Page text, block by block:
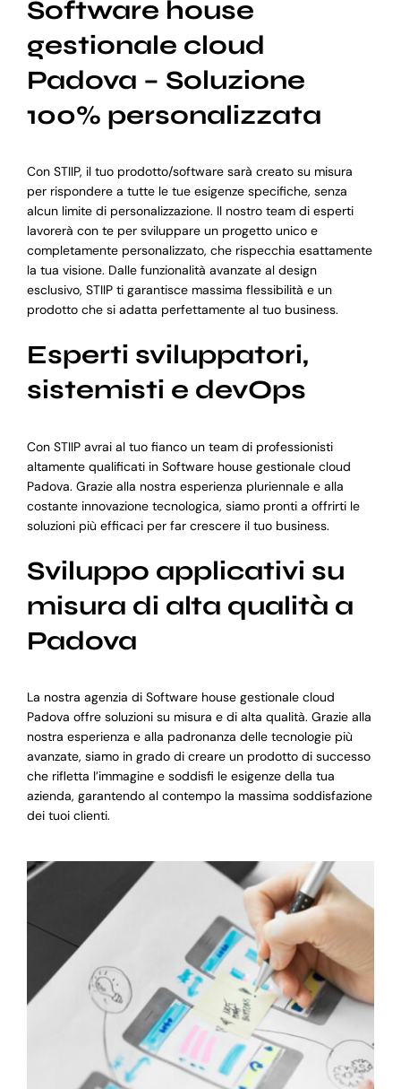
Software house
gestionale cloud
Padova – Soluzione
100% personalizzata
Con STIIP, il tuo prodotto/software sarà creato su misura
per rispondere a tutte le tue esigenze specifiche, senza
alcun limite di personalizzazione. Il nostro team di esperti
lavorerà con te per sviluppare un progetto unico e
completamente personalizzato, che rispecchia esattamente
la tua visione. Dalle funzionalità avanzate al design
esclusivo, STIIP ti garantisce massima flessibilità e un
prodotto che si adatta perfettamente al tuo business.
Esperti sviluppatori,
sistemisti e devOps
Con STIIP avrai al tuo fianco un team di professionisti
altamente qualificati in Software house gestionale cloud
Padova. Grazie alla nostra esperienza pluriennale e alla
costante innovazione tecnologica, siamo pronti a offrirti le
soluzioni più efficaci per far crescere il tuo business.
Sviluppo applicativi su
misura di alta qualità a
Padova
La nostra agenzia di Software house gestionale cloud
Padova offre soluzioni su misura e di alta qualità. Grazie alla
nostra esperienza e alla padronanza delle tecnologie più
avanzate, siamo in grado di creare un prodotto di successo
che rifletta l’immagine e soddisfi le esigenze della tua
azienda, garantendo al contempo la massima soddisfazione
dei tuoi clienti.